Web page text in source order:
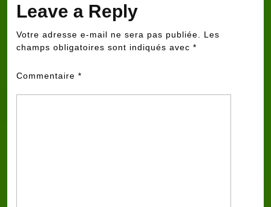
Leave a Reply
Votre adresse e-mail ne sera pas publiée.
Les
champs obligatoires sont indiqués avec *
Commentaire *